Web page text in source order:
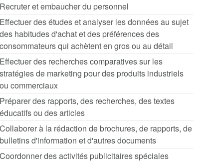
Recruter et embaucher du personnel
Effectuer des études et analyser les données au sujet
des habitudes d'achat et des préférences des
consommateurs qui achètent en gros ou au détail
Effectuer des recherches comparatives sur les
stratégies de marketing pour des produits industriels
ou commerciaux
Préparer des rapports, des recherches, des textes
éducatifs ou des articles
Collaborer à la rédaction de brochures, de rapports, de
bulletins d'information et d'autres documents
Coordonner des activités publicitaires spéciales